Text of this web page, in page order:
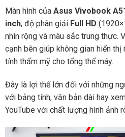
Màn hình của Asus Vivobook
inch, độ phân giải Full HD
nhìn rộng và màu sắc trung thực.
cạnh bên giúp không gian hiển
tính thẩm mỹ cho tổng thể máy.
Đây là lợi thế lớn đối với những
với bảng tính, văn bản dài hay
YouTube với chất lượng hình ảnh